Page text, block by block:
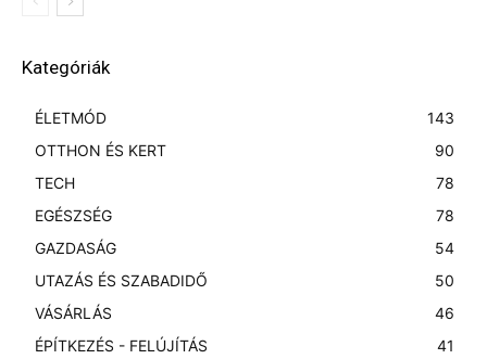
Kategóriák
ÉLETMÓD
143
OTTHON ÉS KERT
90
TECH
78
EGÉSZSÉG
78
GAZDASÁG
54
UTAZÁS ÉS SZABADIDŐ
50
VÁSÁRLÁS
46
ÉPÍTKEZÉS - FELÚJÍTÁS
41